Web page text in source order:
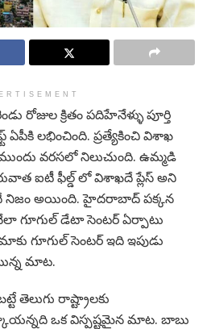
రోజుల క్రితం పదిహేనేళ్ళు పూర్తి
ఏపీకి లభించింది. ప్రత్యేకించి విశాఖ
వరసలో నిలుచుంది. ఉమ్మడి
ఐటీ ఫీల్డ్ లో విశాఖదే ప్లేస్ అని
నిజం అయింది. హైదరాబాద్ పక్కన
గూగుల్ డేటా సెంటర్ ఏర్పాటు
గూగుల్ సెంటర్ ఇది ఇపుడు
మాట.
తెలుగు రాష్ట్రాలకు
ఒక విస్పష్టమైన మాట. బాబు